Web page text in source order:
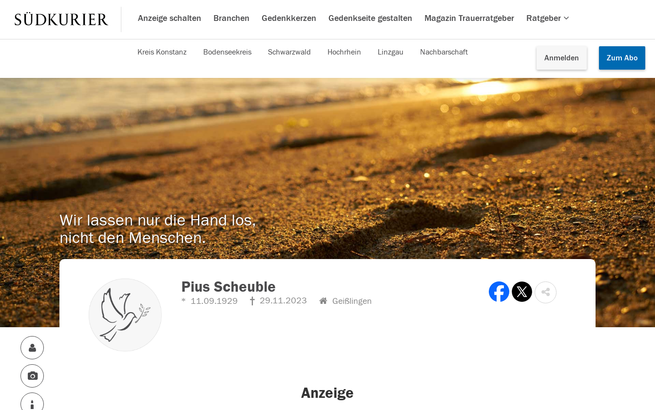
Anzeige schalten Branchen Gedenkkerzen Gedenkseite gestalten Magazin Trauerratgeber Ratgeber
Anmelden Zum Abo
Kreis Konstanz Bodenseekreis Schwarzwald Hochrhein Linzgau Nachbarschaft
Wir lassen nur die Hand los,
nicht den Menschen.
Pius Scheuble
11.09.1929 29.11.2023 Geißlingen
Anzeige